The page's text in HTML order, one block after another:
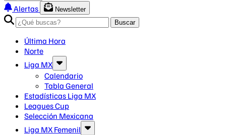
Alertas
Newsletter
Buscar
Última Hora
Norte
Liga MX
Calendario
Tabla General
Estadísticas Liga MX
Leagues Cup
Selección Mexicana
Liga MX Femenil